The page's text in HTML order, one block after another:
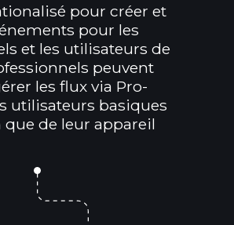
pour créer et
pour les
et les utilisateurs de
peuvent
les flux via Pro-
utilisateurs basiques
de leur appareil